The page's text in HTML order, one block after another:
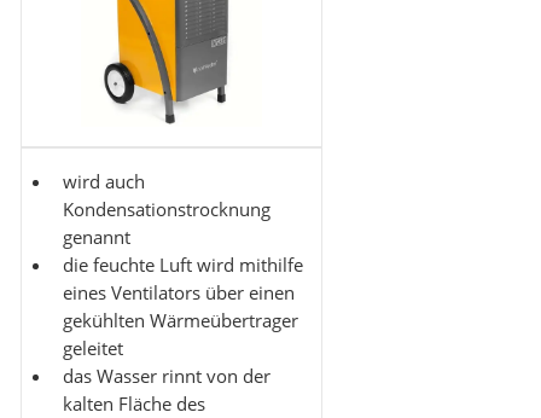
wird auch
Kondensationstrocknung
genannt
die feuchte Luft wird mithilfe
eines Ventilators über einen
gekühlten Wärmeübertrager
geleitet
das Wasser rinnt von der
kalten Fläche des